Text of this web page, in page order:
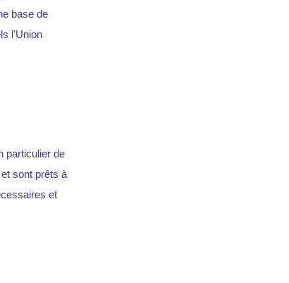
base de
l'Union
particulier de
sont prêts à
et